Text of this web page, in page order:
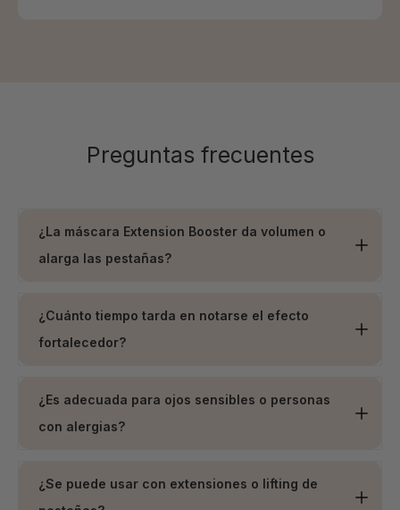
Preguntas frecuentes
¿La máscara Extension Booster da volumen o
alarga las pestañas?
visiblemente las pestañas desde la primera aplicación, a
la vez que aporta volumen gracias a su cepillo de
¿Cuánto tiempo tarda en notarse el efecto
fortalecedor?
las pestañas se nota con el uso constante: muchas
clientas reportan pestañas más fuertse y densas en 2 a
4 semanas.
¿Es adecuada para ojos sensibles o personas
con alergias?
oftalmológicamente, sin parabenos, fragancias ni
ingredientes agresivos. Es ideal para ojos sensibles o
¿Se puede usar con extensiones o lifting de